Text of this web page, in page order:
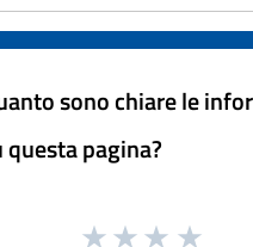
sono chiare le
questa pagina?